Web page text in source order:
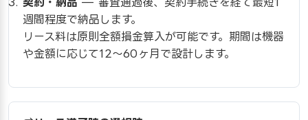
週間程度で納品します。
リース料は原則全額損金算入が可能です。期間は機器
や金額に応じて12〜60ヶ月で設計します。